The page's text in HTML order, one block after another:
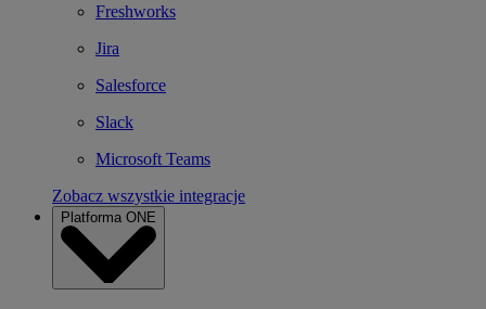
Freshworks
Jira
Salesforce
Slack
Microsoft Teams
Zobacz wszystkie integracje
Platforma ONE